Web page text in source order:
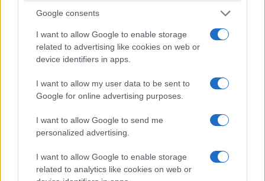
Google consents
I want to allow Google to enable storage
related to advertising like cookies on web or
device identifiers in apps.
I want to allow my user data to be sent to
Google for online advertising purposes.
I want to allow Google to send me
personalized advertising.
I want to allow Google to enable storage
related to analytics like cookies on web or
ΕΚΔΗΛΩΣΕΙΣ
«Ακρίτεια 2026»: Ετοιμάζεται ποντιακό και λαϊκό
γλέντι στη Νέα Χαραυγή Κοζάνης